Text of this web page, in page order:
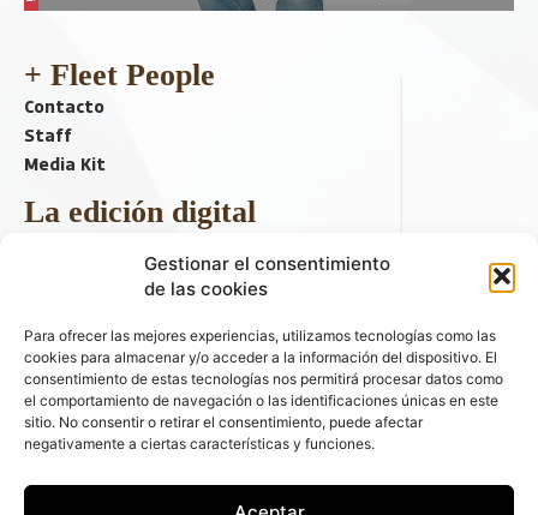
Gestionar el consentimiento
de las cookies
Para ofrecer las mejores experiencias, utilizamos tecnologías como las
cookies para almacenar y/o acceder a la información del dispositivo. El
consentimiento de estas tecnologías nos permitirá procesar datos como
el comportamiento de navegación o las identificaciones únicas en este
sitio. No consentir o retirar el consentimiento, puede afectar
negativamente a ciertas características y funciones.
+ Fleet People
Contacto
Staff
Media Kit
La edición digital
Descargar último ejemplar
ir a hemeroteca
+ Contenido en redes sociales